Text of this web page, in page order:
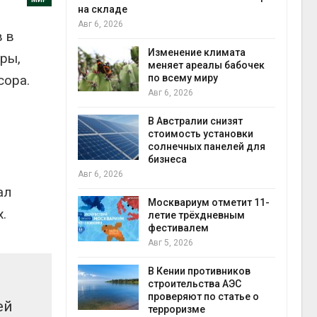
всалат
раз
Амазонии
800
операции
выбросы
на складе
Авг 6, 2026
Изменение климата
меняет ареалы бабочек
по всему миру
Авг 6, 2026
В Австралии снизят
стоимость установки
солнечных панелей для
бизнеса
Авг 6, 2026
Москвариум отметит 11-
летие трёхдневным
фестивалем
Авг 5, 2026
В Кении противников
строительства АЭС
проверяют по статье о
терроризме